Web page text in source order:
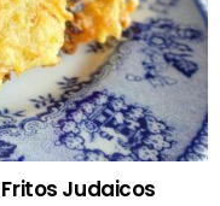
Judaicos